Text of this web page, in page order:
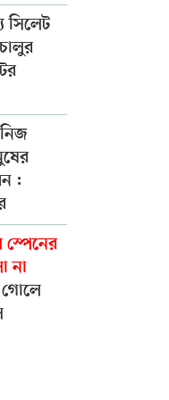
সিলেট
:
স্পেনের
না